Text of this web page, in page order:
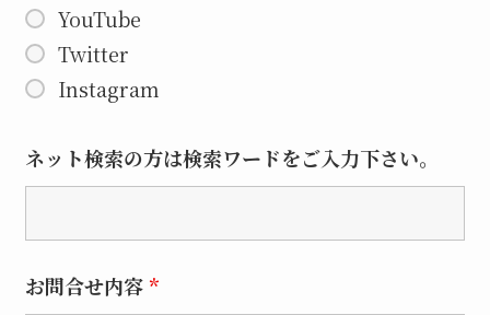
YouTube
Twitter
Instagram
ネット検索の方は検索ワードをご入力下さい。
お問合せ内容 *